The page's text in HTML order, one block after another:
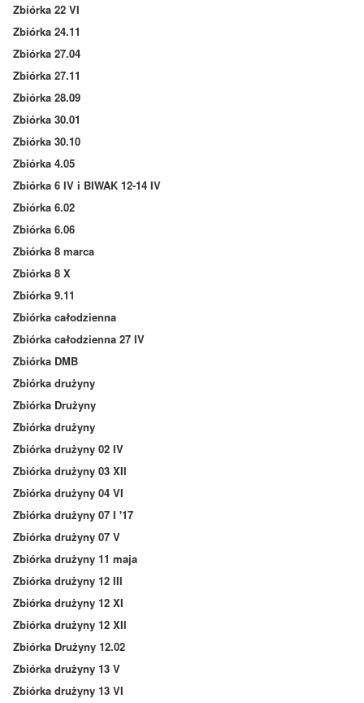
Zbiórka 22 VI
Zbiórka 24.11
Zbiórka 27.04
Zbiórka 27.11
Zbiórka 28.09
Zbiórka 30.01
Zbiórka 30.10
Zbiórka 4.05
Zbiórka 6 IV i BIWAK 12-14 IV
Zbiórka 6.02
Zbiórka 6.06
Zbiórka 8 marca
Zbiórka 8 X
Zbiórka 9.11
Zbiórka całodzienna
Zbiórka całodzienna 27 IV
Zbiórka DMB
Zbiórka drużyny
Zbiórka Drużyny
Zbiórka drużyny
Zbiórka drużyny 02 IV
Zbiórka drużyny 03 XII
Zbiórka drużyny 04 VI
Zbiórka drużyny 07 I '17
Zbiórka drużyny 07 V
Zbiórka drużyny 11 maja
Zbiórka drużyny 12 III
Zbiórka drużyny 12 XI
Zbiórka drużyny 12 XII
Zbiórka Drużyny 12.02
Zbiórka drużyny 13 V
Zbiórka drużyny 13 VI